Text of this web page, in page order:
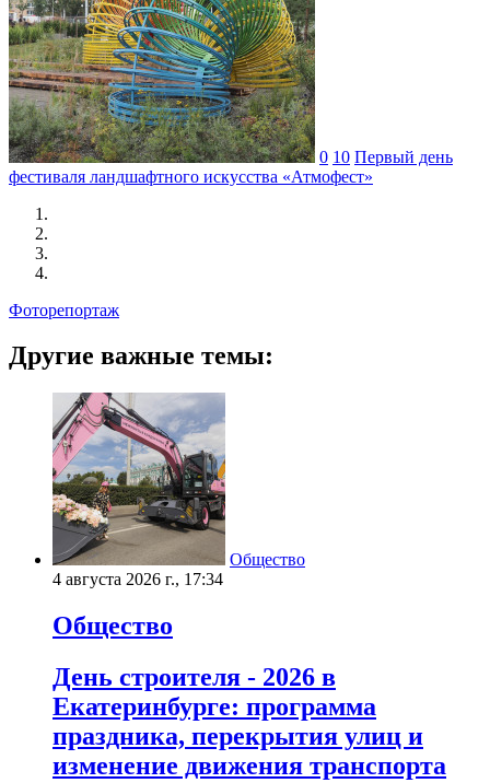
0 10 Первый день
фестиваля ландшафтного искусства «Атмофест»
Фоторепортаж
Другие важные темы:
Общество
4 августа 2026 г., 17:34
Общество
День строителя - 2026 в
Екатеринбурге: программа
праздника, перекрытия улиц и
изменение движения транспорта